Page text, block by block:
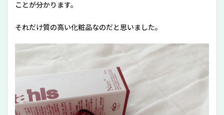
ことが分かります。
それだけ質の高い化粧品なのだと思いました。